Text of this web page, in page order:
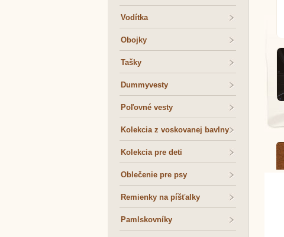
Vodítka
Obojky
Tašky
Dummyvesty
Poľovné vesty
Kolekcia z voskovanej bavlny
Kolekcia pre deti
Oblečenie pre psy
Remienky na píšťalky
Pamlskovníky